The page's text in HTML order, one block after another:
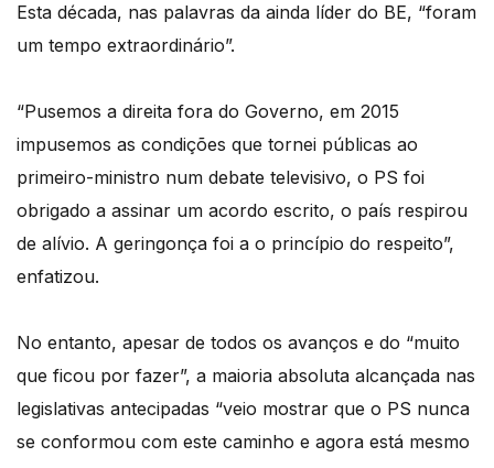
Esta década, nas palavras da ainda líder do BE, “foram
um tempo extraordinário”.
“Pusemos a direita fora do Governo, em 2015
impusemos as condições que tornei públicas ao
primeiro-ministro num debate televisivo, o PS foi
obrigado a assinar um acordo escrito, o país respirou
de alívio. A geringonça foi a o princípio do respeito”,
enfatizou.
No entanto, apesar de todos os avanços e do “muito
que ficou por fazer”, a maioria absoluta alcançada nas
legislativas antecipadas “veio mostrar que o PS nunca
se conformou com este caminho e agora está mesmo